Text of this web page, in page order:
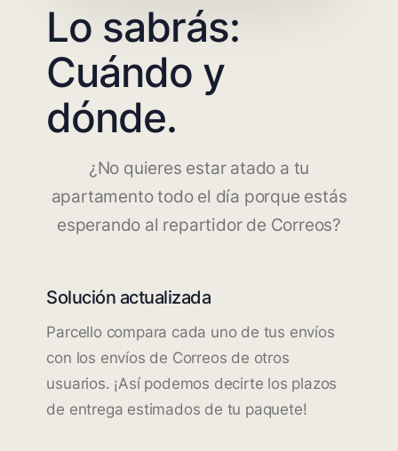
Lo sabrás:
Cuándo y
dónde.
¿No quieres estar atado a tu
apartamento todo el día porque estás
esperando al repartidor de Correos?
Solución actualizada
Parcello compara cada uno de tus envíos
con los envíos de Correos de otros
usuarios. ¡Así podemos decirte los plazos
de entrega estimados de tu paquete!